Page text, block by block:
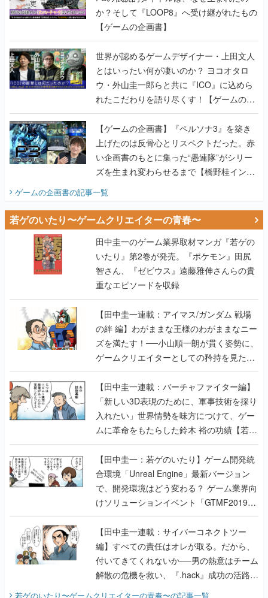
世界が認めるゲームデザイナー・上田文人
とはいったい何が凄いのか？ ヨコオタロ
ウ・外山圭一郎らと共に『ICO』に込めら
れたこだわりを語り尽くす！【ゲームの企
画書】
【ゲームの企画書】『ペルソナ3』を築き
上げたのは反骨心とリスペクトだった。赤
い企画書のもとに集った“愚連隊”がシリー
ズを生まれ変わらせるまで【橋野桂インタ
ビュー】
ゲームの企画書の記事一覧
若ゲのいたり〜ゲームクリエイターの青春〜
田中圭一のゲーム業界取材マンガ『若ゲの
いたり』第2巻が発売。『ポケモン』田尻
智さん、『ゼビウス』遠藤雅伸さんらの貴
重なエピソードを収録
【田中圭一連載：アイマス/ガンダム 戦場
の絆 編】わがままな王様のわがままなニー
ズを満たす！──小山順一朗が貫く姿勢に、
ゲームクリエイターとしての矜持を見た
【若ゲのいたり最終回】
【田中圭一連載：バーチャファイター編】
「新しい3D表現のために、軍事技術を採り
入れたい」世界情勢を味方につけて、ゲー
ムに革命をもたらした鈴木 裕の功績【若ゲ
のいたり】
【田中圭一：若ゲのいたり】ゲーム開発統
合環境「Unreal Engine」最新バージョン
で、開発環境はどう変わる？ ゲーム業界向
けソリューションイベント「GTMF2019」
に行って、より理解を深めよう【PR】
【田中圭一連載：サイバーコネクトツー
編】すべての責任はオレが取る。だから、
付いてきてくれないか──男の熱意はチーム
解散の危機を救い、『.hack』成功の活路を
開く。業界の快男児・松山 洋に流れる血は
『少年ジャンプ』色だった【若ゲのいた
り】
若ゲのいたり〜ゲームクリエイターの青春〜の記事一覧